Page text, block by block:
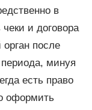
в
и договора
после
периода, минуя
есть право
оформить